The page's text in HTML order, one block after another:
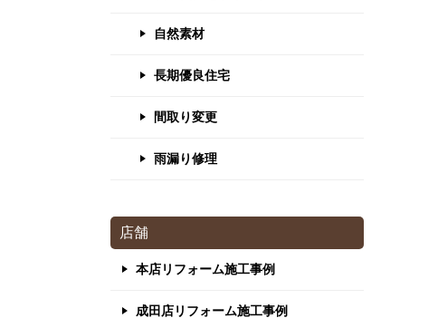
自然素材
長期優良住宅
間取り変更
雨漏り修理
店舗
本店リフォーム施工事例
成田店リフォーム施工事例